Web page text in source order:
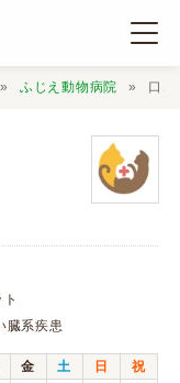
ふじえ動物病院 口コ
臓系疾患
金 土 日
祝